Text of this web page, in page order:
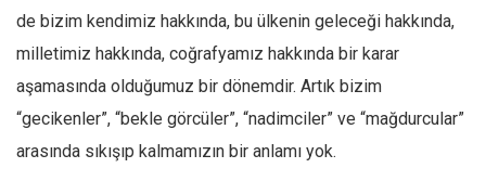
de bizim kendimiz hakkında, bu ülkenin geleceği hakkında,
milletimiz hakkında, coğrafyamız hakkında bir karar
aşamasında olduğumuz bir dönemdir. Artık bizim
“gecikenler”, “bekle görcüler”, “nadimciler” ve “mağdurcular”
arasında sıkışıp kalmamızın bir anlamı yok.